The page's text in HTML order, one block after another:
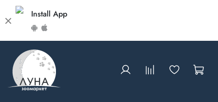
Install App